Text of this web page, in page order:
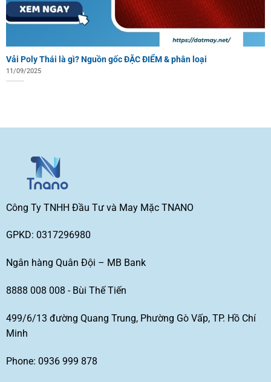
Vải Poly Thái là gì? Nguồn gốc ĐẶC ĐIỂM & phân loại
11/09/2025
Công Ty TNHH Đầu Tư và May Mặc TNANO
GPKD: 0317296980
Ngân hàng Quân Đội – MB Bank
8888 008 008 - Bùi Thế Tiến
499/6/13 đường Quang Trung, Phường Gò Vấp, TP. Hồ Chí
Minh
Phone: 0936 999 878